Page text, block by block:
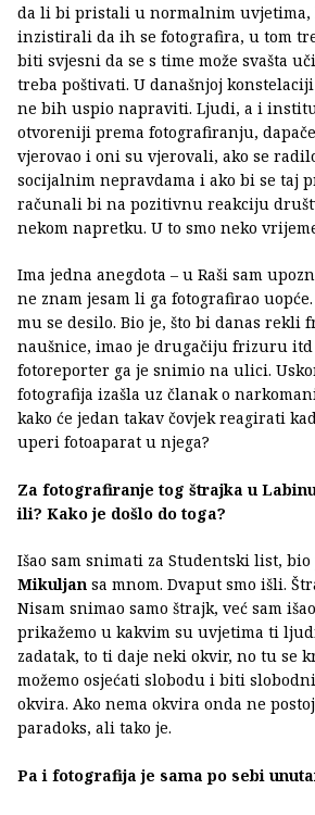
da li bi pristali u normalnim
inzistirali da ih se fotografira, u tom
biti svjesni da se s time može svašta
treba poštivati. U današnjoj
ne bih uspio napraviti. Ljudi, a i
otvoreniji prema fotografiranju,
vjerovao i oni su vjerovali, ako se
socijalnim nepravdama i ako bi se taj
računali bi na pozitivnu reakciju
nekom napretku. U to smo neko
Ima jedna anegdota – u Raši sam
ne znam jesam li ga fotografirao
mu se desilo. Bio je, što bi danas rekli
naušnice, imao je drugačiju frizuru
fotoreporter ga je snimio na ulici.
fotografija izašla uz članak o
kako će jedan takav čovjek reagirati
uperi fotoaparat u njega?
Za fotografiranje tog štrajka u
ili? Kako je došlo do toga?
Išao sam snimati za Studentski list,
Mikuljan sa mnom. Dvaput smo išli.
Nisam snimao samo štrajk, već sam
prikažemo u kakvim su uvjetima ti
zadatak, to ti daje neki okvir, no tu se
možemo osjećati slobodu i biti
okvira. Ako nema okvira onda ne
paradoks, ali tako je.
Pa i fotografija je sama po sebi